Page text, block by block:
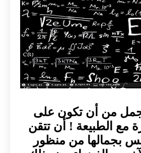
من أن تكون على
مع الطبيعة ! أن تتقن
بجمالها من منظور